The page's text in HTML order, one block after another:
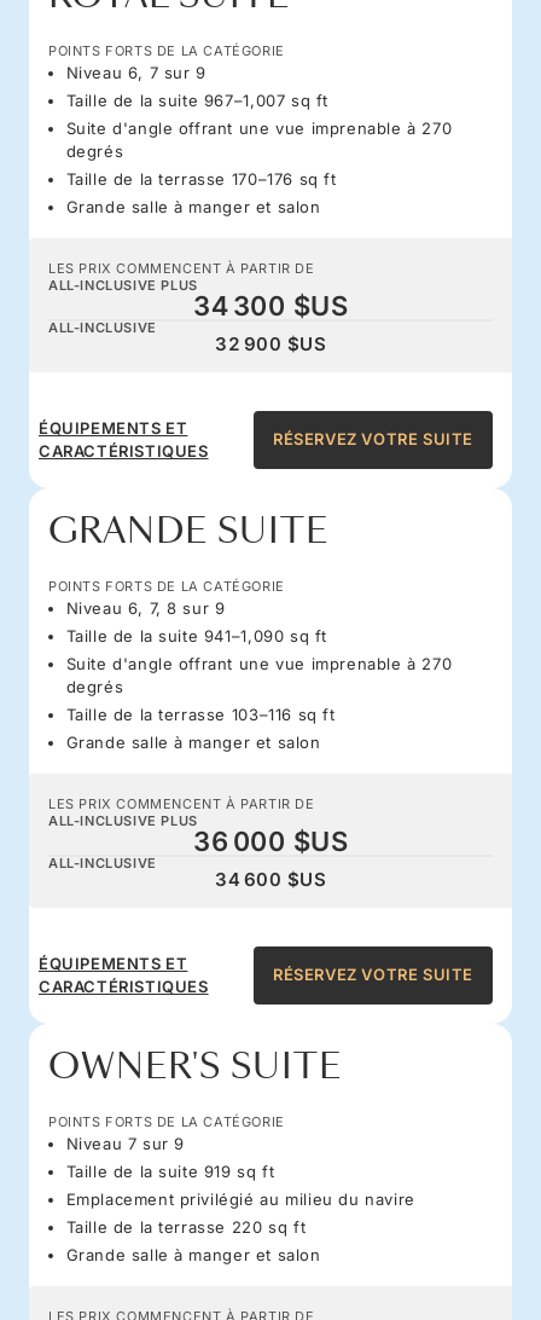
POINTS FORTS DE LA CATÉGORIE
Niveau 6, 7 sur 9
Taille de la suite 967–1,007 sq ft
Suite d'angle offrant une vue imprenable à 270
degrés
Taille de la terrasse 170–176 sq ft
Grande salle à manger et salon
LES PRIX COMMENCENT À PARTIR DE
ALL-INCLUSIVE PLUS
34 300 $US
ALL-INCLUSIVE
32 900 $US
ÉQUIPEMENTS ET
CARACTÉRISTIQUES
RÉSERVEZ VOTRE SUITE
GRANDE SUITE
POINTS FORTS DE LA CATÉGORIE
Niveau 6, 7, 8 sur 9
Taille de la suite 941–1,090 sq ft
Suite d'angle offrant une vue imprenable à 270
degrés
Taille de la terrasse 103–116 sq ft
Grande salle à manger et salon
LES PRIX COMMENCENT À PARTIR DE
ALL-INCLUSIVE PLUS
36 000 $US
ALL-INCLUSIVE
34 600 $US
ÉQUIPEMENTS ET
CARACTÉRISTIQUES
RÉSERVEZ VOTRE SUITE
OWNER'S SUITE
POINTS FORTS DE LA CATÉGORIE
Niveau 7 sur 9
Taille de la suite 919 sq ft
Emplacement privilégié au milieu du navire
Taille de la terrasse 220 sq ft
Grande salle à manger et salon
LES PRIX COMMENCENT À PARTIR DE